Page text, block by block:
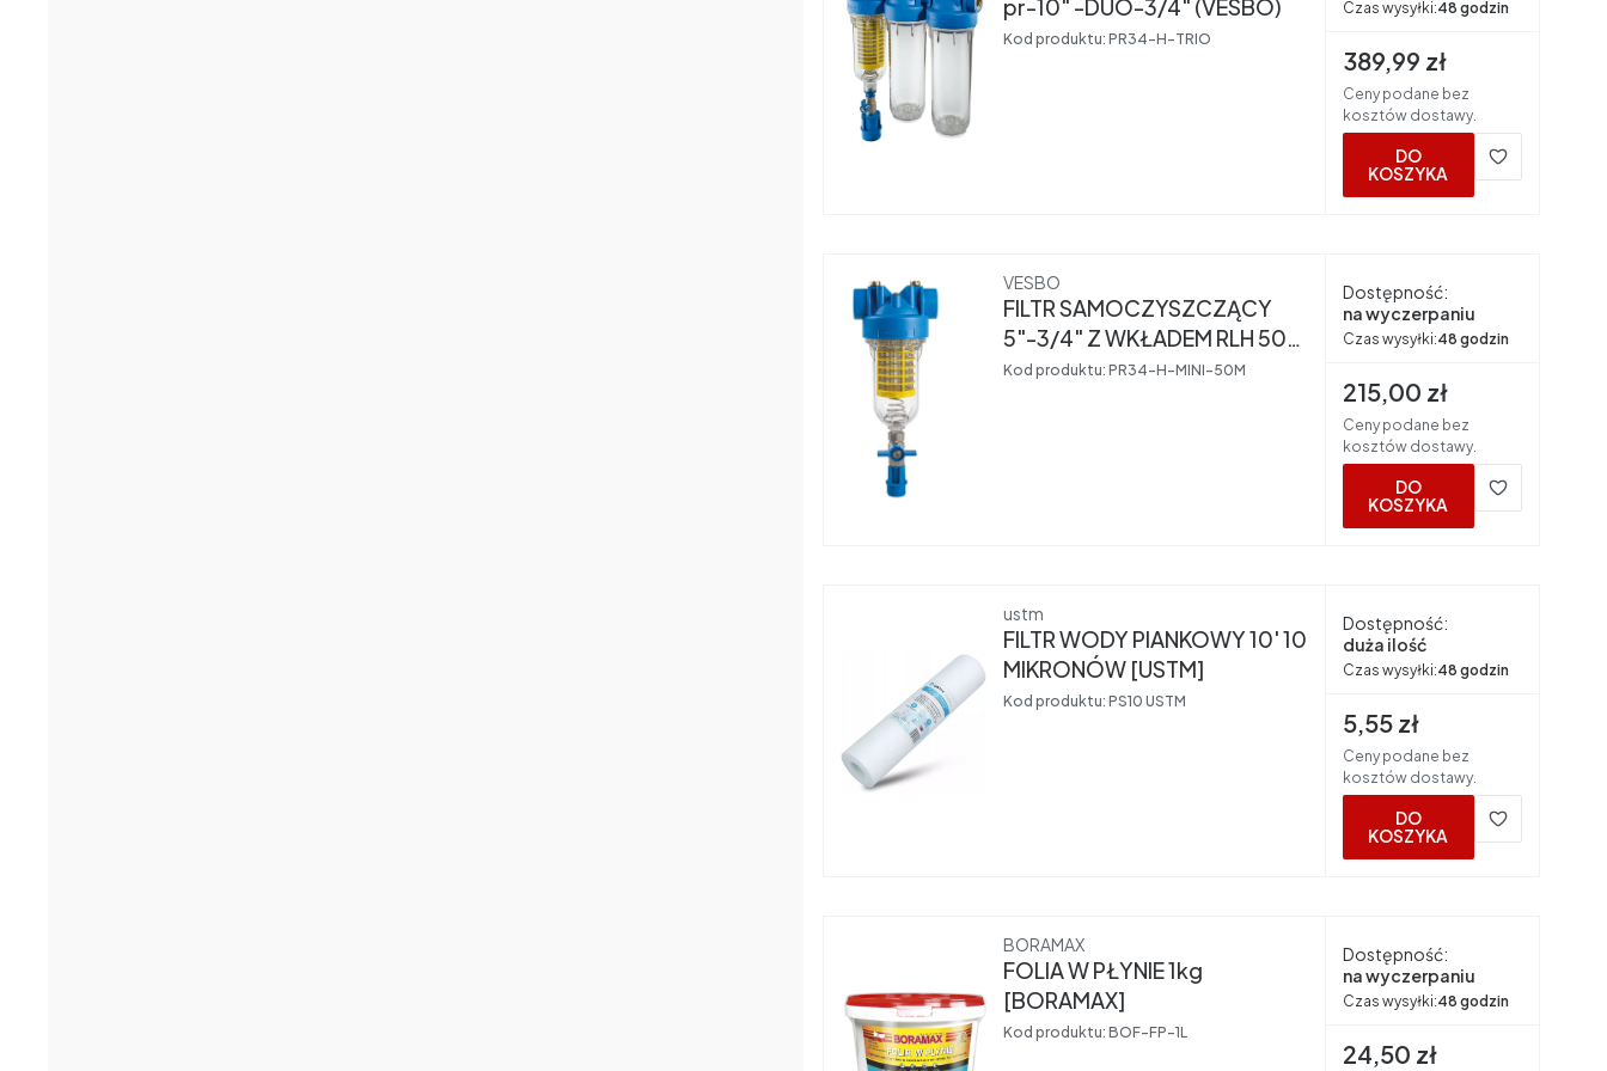
pr-10" -DUO-3/4" (VESBO)
Kod produktu: PR34-H-TRIO
Czas wysyłki:48 godzin
Cena brutto
389,99 zł
Ceny podane bez
kosztów dostawy.
DO
KOSZYKA
Producent
VESBO
FILTR SAMOCZYSZCZĄCY
5"-3/4" Z WKŁADEM RLH 50
MIC (VESBO)
Kod produktu: PR34-H-MINI-50M
Dostępność:
na wyczerpaniu
Czas wysyłki:48 godzin
Cena brutto
215,00 zł
Ceny podane bez
kosztów dostawy.
DO
KOSZYKA
Producent
ustm
FILTR WODY PIANKOWY 10' 10
MIKRONÓW [USTM]
Kod produktu: PS10 USTM
Dostępność:
duża ilość
Czas wysyłki:48 godzin
Cena brutto
5,55 zł
Ceny podane bez
kosztów dostawy.
DO
KOSZYKA
Producent
BORAMAX
FOLIA W PŁYNIE 1kg
[BORAMAX]
Kod produktu: BOF-FP-1L
Dostępność:
na wyczerpaniu
Czas wysyłki:48 godzin
Cena brutto
24,50 zł